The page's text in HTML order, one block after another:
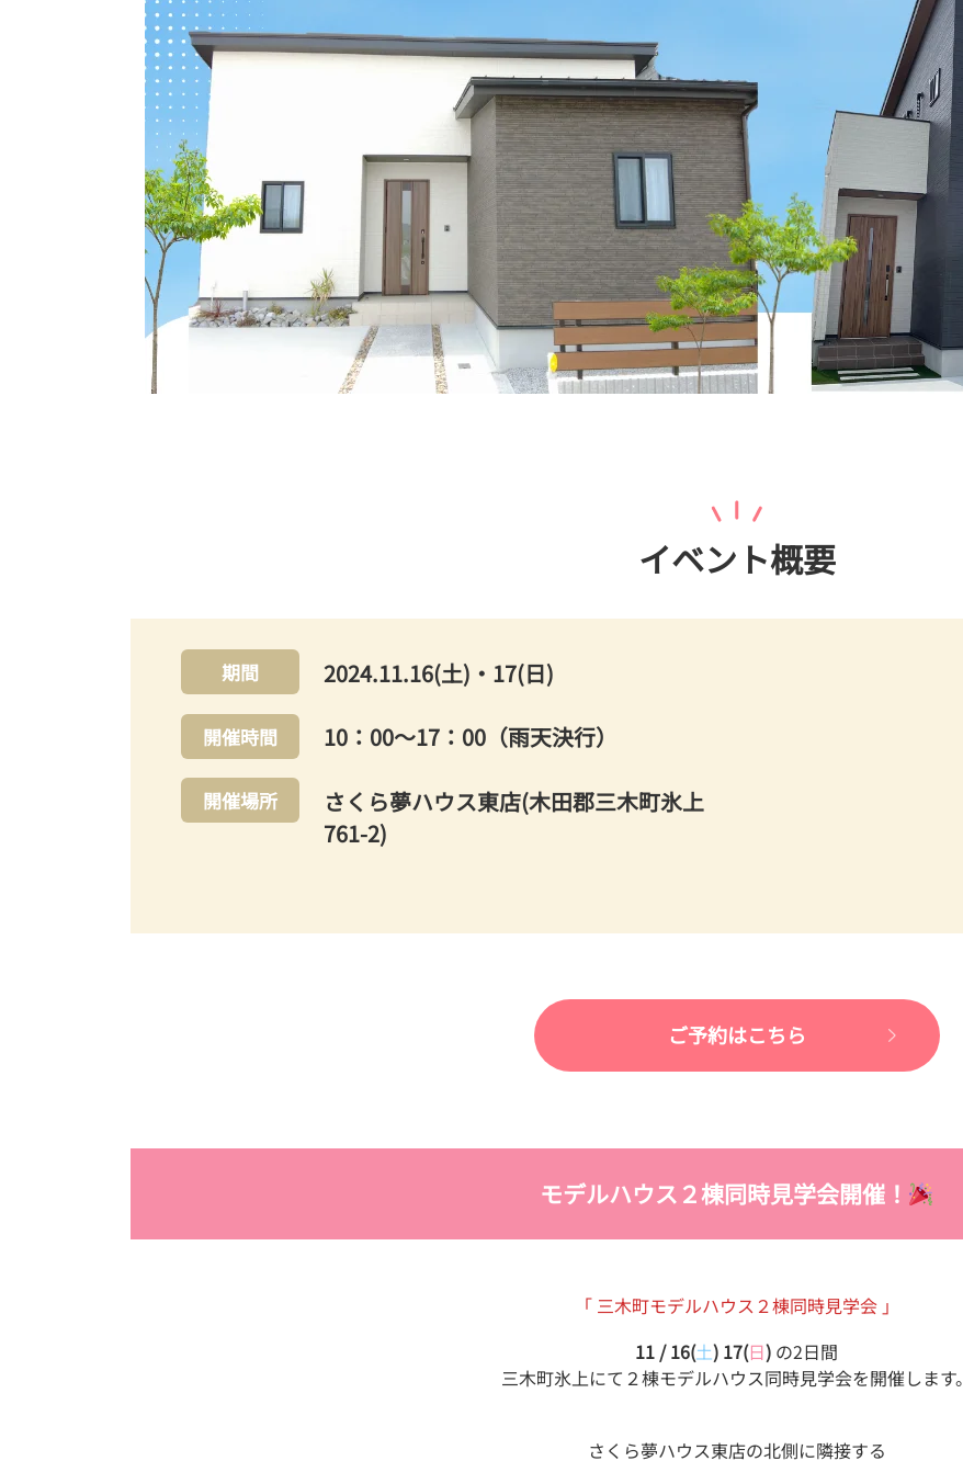
イベント概要
期間 2024.11.16(土)・17(日)
開催時間 10：00～17：00（雨天決行）
開催場所
さくら夢ハウス東店(木田郡三木町氷上
761-2)
ご予約はこちら
モデルハウス２棟同時見学会開催！
「 三木町モデルハウス２棟同時見学会 」
11 / 16(土) 17(日) の2日間
三木町氷上にて２棟モデルハウス同時見学会を開催します。
さくら夢ハウス東店の北側に隣接する